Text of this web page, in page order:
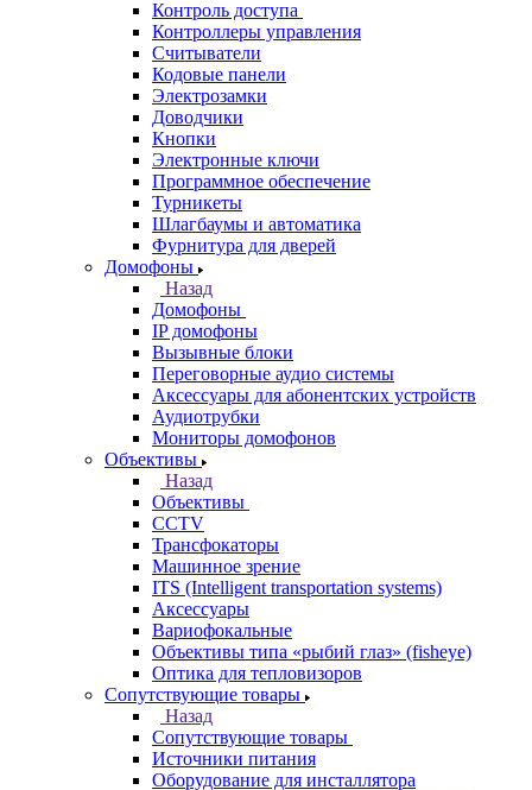
Контроль доступа
Контроллеры управления
Считыватели
Кодовые панели
Электрозамки
Доводчики
Кнопки
Электронные ключи
Программное обеспечение
Турникеты
Шлагбаумы и автоматика
Фурнитура для дверей
Домофоны
Назад
Домофоны
IP домофоны
Вызывные блоки
Переговорные аудио системы
Аксессуары для абонентских устройств
Аудиотрубки
Мониторы домофонов
Объективы
Назад
Объективы
CCTV
Трансфокаторы
Машинное зрение
ITS (Intelligent transportation systems)
Аксессуары
Вариофокальные
Объективы типа «рыбий глаз» (fisheye)
Оптика для тепловизоров
Сопутствующие товары
Назад
Сопутствующие товары
Источники питания
Оборудование для инсталлятора